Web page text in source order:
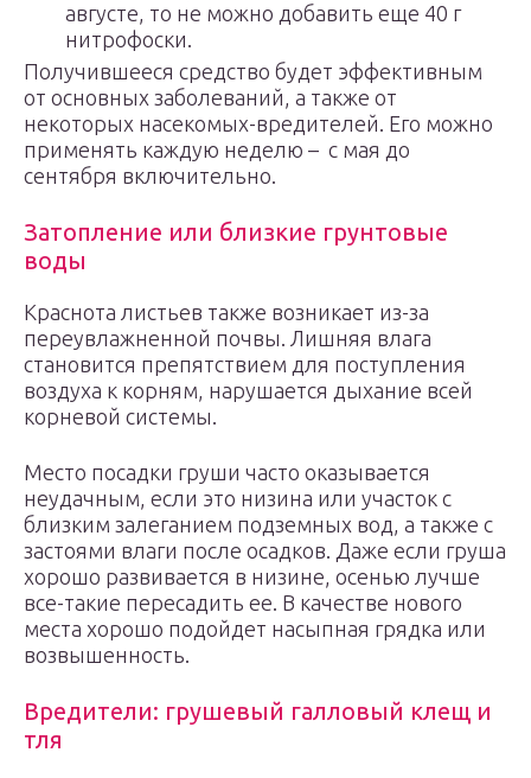
августе, то не можно добавить еще 40 г
нитрофоски.
Получившееся средство будет эффективным
от основных заболеваний, а также от
некоторых насекомых-вредителей. Его можно
применять каждую неделю – с мая до
сентября включительно.
Затопление или близкие грунтовые
воды
Краснота листьев также возникает из-за
переувлажненной почвы. Лишняя влага
становится препятствием для поступления
воздуха к корням, нарушается дыхание всей
корневой системы.
Место посадки груши часто оказывается
неудачным, если это низина или участок с
близким залеганием подземных вод, а также с
застоями влаги после осадков. Даже если груша
хорошо развивается в низине, осенью лучше
все-такие пересадить ее. В качестве нового
места хорошо подойдет насыпная грядка или
возвышенность.
Вредители: грушевый галловый клещ и
тля